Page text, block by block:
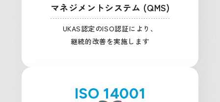
マネジメントシステム (QMS)
UKAS認定のISO認証により、
継続的改善を実施します
ISO 14001